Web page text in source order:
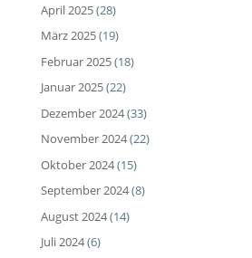
April 2025(28)
März 2025(19)
Februar 2025(18)
Januar 2025(22)
Dezember 2024(33)
November 2024(22)
Oktober 2024(15)
September 2024(8)
August 2024(14)
Juli 2024(6)